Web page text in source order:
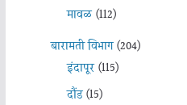
मावळ(112)
बारामती विभाग(204)
इंदापूर(115)
दौंड(15)